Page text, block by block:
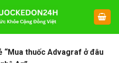
“Mua thuốc Advagraf ở đâu